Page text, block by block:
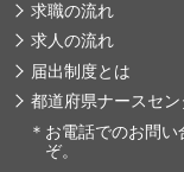
求職の流れ
求人の流れ
届出制度とは
都道府県ナースセン
＊ お電話でのお問い
ぞ。